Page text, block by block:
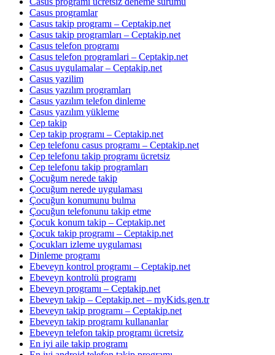
Casus programlar
Casus takip programı – Ceptakip.net
Casus takip programları – Ceptakip.net
Casus telefon programı
Casus telefon programlari – Ceptakip.net
Casus uygulamalar – Ceptakip.net
Casus yazilim
Casus yazılım programları
Casus yazılım telefon dinleme
Casus yazılım yükleme
Cep takip
Cep takip programı – Ceptakip.net
Cep telefonu casus programı – Ceptakip.net
Cep telefonu takip programı ücretsiz
Cep telefonu takip programları
Çocuğum nerede takip
Çocuğum nerede uygulaması
Çocuğun konumunu bulma
Çocuğun telefonunu takip etme
Çocuk konum takip – Ceptakip.net
Çocuk takip programı – Ceptakip.net
Çocukları izleme uygulaması
Dinleme programı
Ebeveyn kontrol programı – Ceptakip.net
Ebeveyn kontrolü programı
Ebeveyn programı – Ceptakip.net
Ebeveyn takip – Ceptakip.net – myKids.gen.tr
Ebeveyn takip programı – Ceptakip.net
Ebeveyn takip programı kullananlar
Ebeveyn telefon takip programı ücretsiz
En iyi aile takip programı